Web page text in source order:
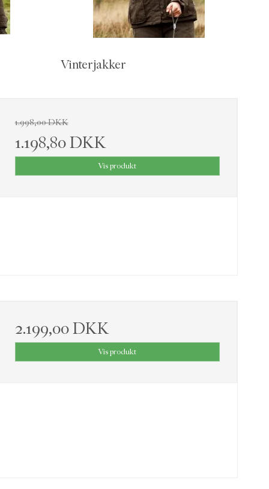
Vinterjakker
1.998,00 DKK
1.198,80 DKK
Vis produkt
2.199,00 DKK
Vis produkt